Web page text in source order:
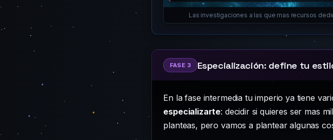
Las investigaciones a las que mas recursos
FASE 3 Especialización: define tu
En la fase intermedia tu imperio ya tiene
especializarte: decidir si quieres ser mas
planteas, pero vamos a plantear algunas